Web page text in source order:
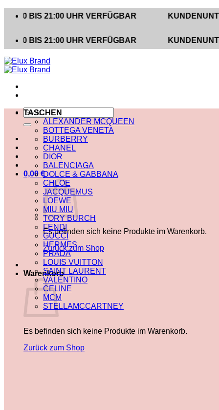
Inhalt
21:00 UHR VERFÜGBAR
21:00 UHR VERFÜGBAR
Suche
nach:
0,00 €
Es befinden sich keine Produkte im Warenkorb.
Zurück zum Shop
Warenkorb
Es befinden sich keine Produkte im Warenkorb.
Zurück zum Shop
TASCHEN
ALEXANDER MCQUEEN
BOTTEGA VENETA
BURBERRY
CHANEL
DIOR
BALENCIAGA
DOLCE & GABBANA
CHLOE
JACQUEMUS
LOEWE
MIU MIU
TORY BURCH
FENDI
GUCCI
HERMES
PRADA
LOUIS VUITTON
SAINT LAURENT
VALENTINO
CELINE
MCM
STELLAMCCARTNEY